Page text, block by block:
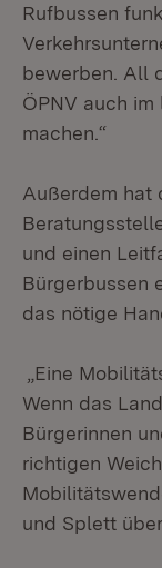
Rufbussen
bewerben. All
ÖPNV auch
machen.“
Außerdem hat
und einen
Bürgerbussen
das nötige
„Eine
Wenn das
Bürgerinnen
richtigen
und Splett